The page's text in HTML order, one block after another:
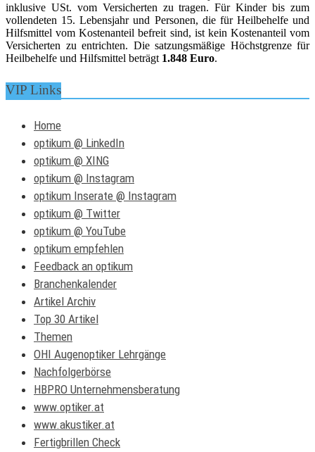
inklusive USt. vom Versicherten zu tragen. Für Kinder bis zum
vollendeten 15. Lebensjahr und Personen, die für Heilbehelfe und
Hilfsmittel vom Kostenanteil befreit sind, ist kein Kostenanteil vom
Versicherten zu entrichten. Die satzungsmäßige Höchstgrenze für
Heilbehelfe und Hilfsmittel beträgt 1.848 Euro.
VIP Links
Home
optikum @ LinkedIn
optikum @ XING
optikum @ Instagram
optikum Inserate @ Instagram
optikum @ Twitter
optikum @ YouTube
optikum empfehlen
Feedback an optikum
Branchenkalender
Artikel Archiv
Top 30 Artikel
Themen
OHI Augenoptiker Lehrgänge
Nachfolgerbörse
HBPRO Unternehmensberatung
www.optiker.at
www.akustiker.at
Fertigbrillen Check